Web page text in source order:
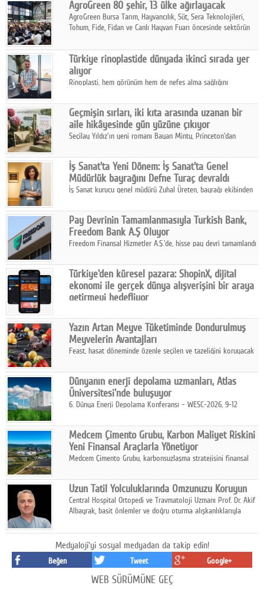
AgroGreen 80 şehir, 13 ülke ağırlayacak
AgroGreen Bursa Tarım, Hayvancılık, Süt, Sera Teknolojileri,
Tohum, Fide, Fidan ve Canlı Hayvan Fuarı öncesinde sektörün
Türkiye rinoplastide dünyada ikinci sırada yer
alıyor
Rinoplasti, hem görünüm hem de nefes alma sağlığını
biri konumunda.
Geçmişin sırları, iki kıta arasında uzanan bir
aile hikâyesinde gün yüzüne çıkıyor
Seçilay Yıldız'ın yeni romanı Bayan Minty, Princeton'dan
katmanlı bir aile hikâyesi anlatıyor.
İş Sanat'ta Yeni Dönem: İş Sanat'ta Genel
Müdürlük bayrağını Defne Turaç devraldı
İş Sanat kurucu genel müdürü Zuhal Üreten, bayrağı ekibinden
Pay Devrinin Tamamlanmasıyla Turkish Bank,
Freedom Bank A.Ş Oluyor
Freedom Finansal Hizmetler A.Ş.'de, hisse pay devri tamamlandı
Turkish Bank'ın ticaret unvanının “Freedom Bank A.Ş.” olmasına
karar verildi.
Türkiye'den küresel pazara: ShopinX, dijital
ekonomi ile gerçek dünya alışverişini bir araya
getirmeyi hedefliyor
ekonomi ile gerçek dünya alışveriş deneyimi arasında köprü
kurmayı hedefleyen vizyonuyla uluslararası pazarlara açılıyor.
Yazın Artan Meyve Tüketiminde Dondurulmuş
Meyvelerin Avantajları
Feast, hasat döneminde özenle seçilen ve tazeliğini koruyacak
pratik, güvenilir ve lezzetli bir alternatif sunuyor.
Dünyanın enerji depolama uzmanları, Atlas
Üniversitesi'nde buluşuyor
6. Dünya Enerji Depolama Konferansı – WESC-2026, 9-12
sahipliğinde gerçekleştirilecek.
Medcem Çimento Grubu, Karbon Maliyet Riskini
Yeni Finansal Araçlarla Yönetiyor
Medcem Çimento Grubu, karbonsuzlaşma stratejisini finansal
Uzun Tatil Yolculuklarında Omzunuzu Koruyun
Central Hospital Ortopedi ve Travmatoloji Uzmanı Prof. Dr. Akif
Albayrak, basit önlemler ve doğru oturma alışkanlıklarıyla
Medyaloji'yi sosyal medyadan da takip edin!
Beğen Tweet Google+
WEB SÜRÜMÜNE GEÇ